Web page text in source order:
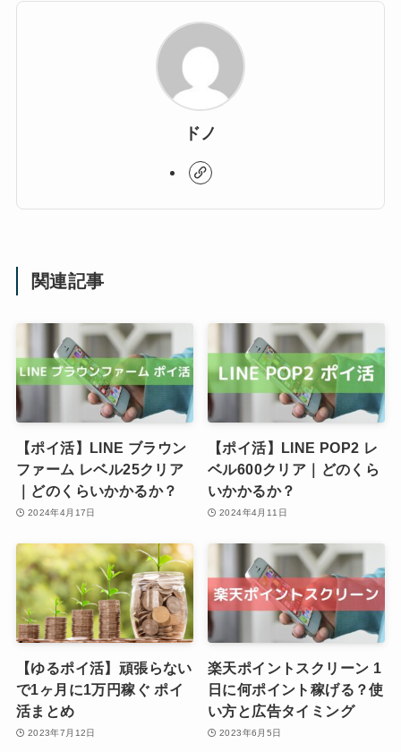
ドノ
関連記事
【ポイ活】LINE ブラウン
ファーム レベル25クリア
｜どのくらいかかるか？
2024年4月17日
【ポイ活】LINE POP2 レ
ベル600クリア｜どのくら
いかかるか？
2024年4月11日
【ゆるポイ活】頑張らない
で1ヶ月に1万円稼ぐ ポイ
活まとめ
2023年7月12日
楽天ポイントスクリーン 1
日に何ポイント稼げる？使
い方と広告タイミング
2023年6月5日